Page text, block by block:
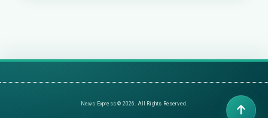
News Express © 2026. All Rights Reserved.